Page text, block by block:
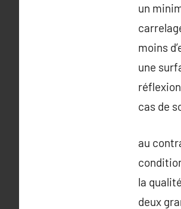
un
moins
une
cas de
au
la
deux